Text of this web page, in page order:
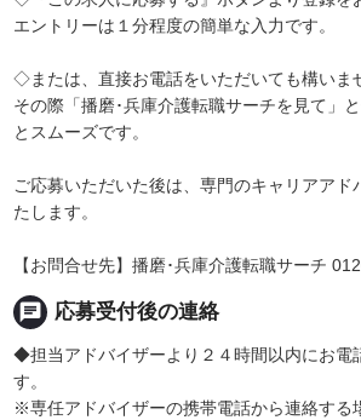
エントリーは１分程度の簡単な入力です。
◇または、直接お電話をいただいても構いま
その際「播磨･兵庫介護転職サーチを見て」
とスムーズです。
ご応募いただいた後は、専門のキャリアアド
たします。
【お問合せ先】播磨･兵庫介護転職サーチ
chat 応募受付後の連絡
◆担当アドバイザーより２４時間以内にお電
す。
※専任アドバイザーの携帯電話から連絡する